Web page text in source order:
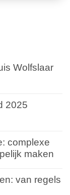
Wolfslaar
2025
complexe
maken
van regels